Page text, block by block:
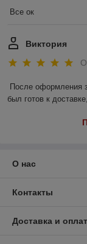
Все ок
Виктория
После оформления
был готов к
О нас
Контакты
Доставка и